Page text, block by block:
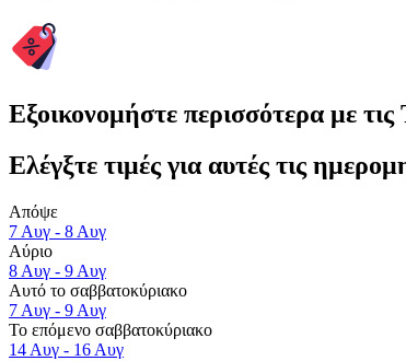
Εξοικονομήστε περισσότερα με
Ελέγξτε τιμές για αυτές τις
Απόψε
7 Αυγ - 8 Αυγ
Αύριο
8 Αυγ - 9 Αυγ
Αυτό το σαββατοκύριακο
7 Αυγ - 9 Αυγ
Το επόμενο σαββατοκύριακο
14 Αυγ - 16 Αυγ